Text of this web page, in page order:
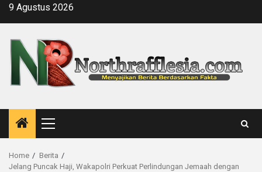
Skip9 Agustus 2026
Primary
Menu
Home
Berita
Jelang Puncak Haji, Wakapolri Perkuat Perlindungan Jemaah dengan